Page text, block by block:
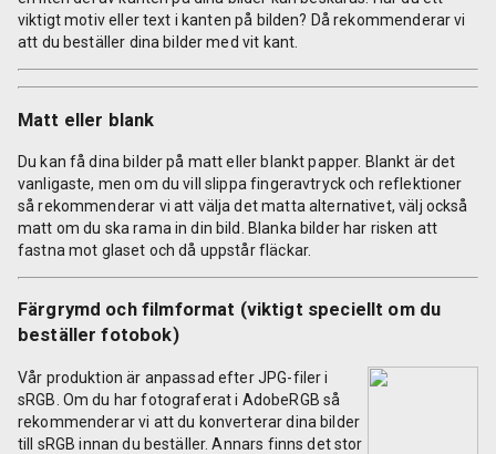
viktigt motiv eller text i kanten på bilden? Då rekommenderar vi
att du beställer dina bilder med vit kant.
Matt eller blank
Du kan få dina bilder på matt eller blankt papper. Blankt är det
vanligaste, men om du vill slippa fingeravtryck och reflektioner
så rekommenderar vi att välja det matta alternativet, välj också
matt om du ska rama in din bild. Blanka bilder har risken att
fastna mot glaset och då uppstår fläckar.
Färgrymd och filmformat (viktigt speciellt om du
beställer fotobok)
Vår produktion är anpassad efter JPG-filer i
sRGB. Om du har fotograferat i AdobeRGB så
rekommenderar vi att du konverterar dina bilder
till sRGB innan du beställer. Annars finns det stor